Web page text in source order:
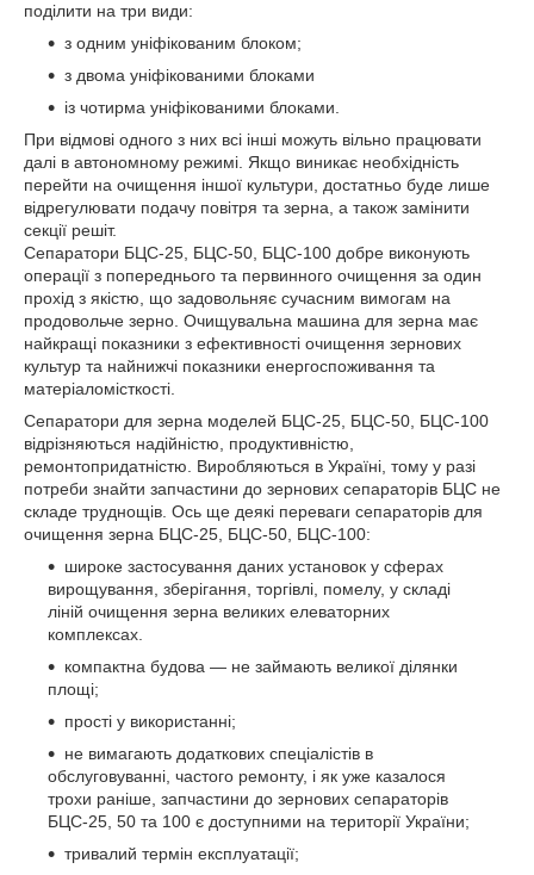
поділити на три види:
з одним уніфікованим блоком;
з двома уніфікованими блоками
із чотирма уніфікованими блоками.
При відмові одного з них всі інші можуть вільно працювати
далі в автономному режимі. Якщо виникає необхідність
перейти на очищення іншої культури, достатньо буде лише
відрегулювати подачу повітря та зерна, а також замінити
секції решіт.
Сепаратори БЦС-25, БЦС-50, БЦС-100 добре виконують
операції з попереднього та первинного очищення за один
прохід з якістю, що задовольняє сучасним вимогам на
продовольче зерно. Очищувальна машина для зерна має
найкращі показники з ефективності очищення зернових
культур та найнижчі показники енергоспоживання та
матеріаломісткості.
Сепаратори для зерна моделей БЦС-25, БЦС-50, БЦС-100
відрізняються надійністю, продуктивністю,
ремонтопридатністю. Виробляються в Україні, тому у разі
потреби знайти запчастини до зернових сепараторів БЦС не
складе труднощів. Ось ще деякі переваги сепараторів для
очищення зерна БЦС-25, БЦС-50, БЦС-100:
широке застосування даних установок у сферах
вирощування, зберігання, торгівлі, помелу, у складі
ліній очищення зерна великих елеваторних
комплексах.
компактна будова — не займають великої ділянки
площі;
прості у використанні;
не вимагають додаткових спеціалістів в
обслуговуванні, частого ремонту, і як уже казалося
трохи раніше, запчастини до зернових сепараторів
БЦС-25, 50 та 100 є доступними на території України;
тривалий термін експлуатації;